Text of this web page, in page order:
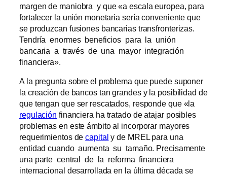
margen de maniobra y que «a escala europea, para
fortalecer la unión monetaria sería conveniente que
se produzcan fusiones bancarias transfronterizas.
Tendría enormes beneficios para la unión
bancaria a través de una mayor integración
financiera».
A la pregunta sobre el problema que puede suponer
la creación de bancos tan grandes y la posibilidad de
que tengan que ser rescatados, responde que «la
regulación financiera ha tratado de atajar posibles
problemas en este ámbito al incorporar mayores
requerimientos decapital y de MREL para una
entidad cuando aumenta su tamaño. Precisamente
una parte central de la reforma financiera
internacional desarrollada en la última década se